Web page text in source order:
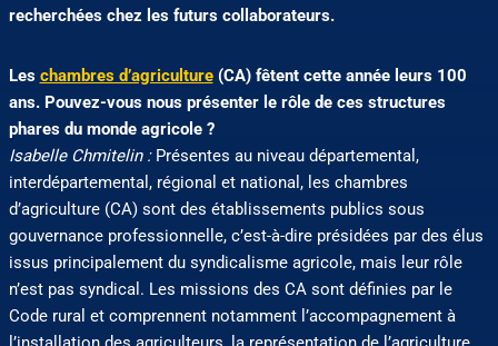
recherchées chez les futurs collaborateurs.
Les chambres d’agriculture(CA) fêtent cette année leurs 100
ans. Pouvez-vous nous présenter le rôle de ces structures
phares du monde agricole ?
Isabelle Chmitelin :Présentes au niveau départemental,
interdépartemental, régional et national, les chambres
d’agriculture (CA) sont des établissements publics sous
gouvernance professionnelle, c’est-à-dire présidées par des élus
issus principalement du syndicalisme agricole, mais leur rôle
n’est pas syndical. Les missions des CA sont définies par le
Code rural et comprennent notamment l’accompagnement à